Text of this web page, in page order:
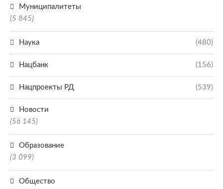
Муниципалитеты
(5 845)
Наука (480)
Нацбанк (156)
Нацпроекты РД (539)
Новости
(56 145)
Образование
(3 099)
Общество